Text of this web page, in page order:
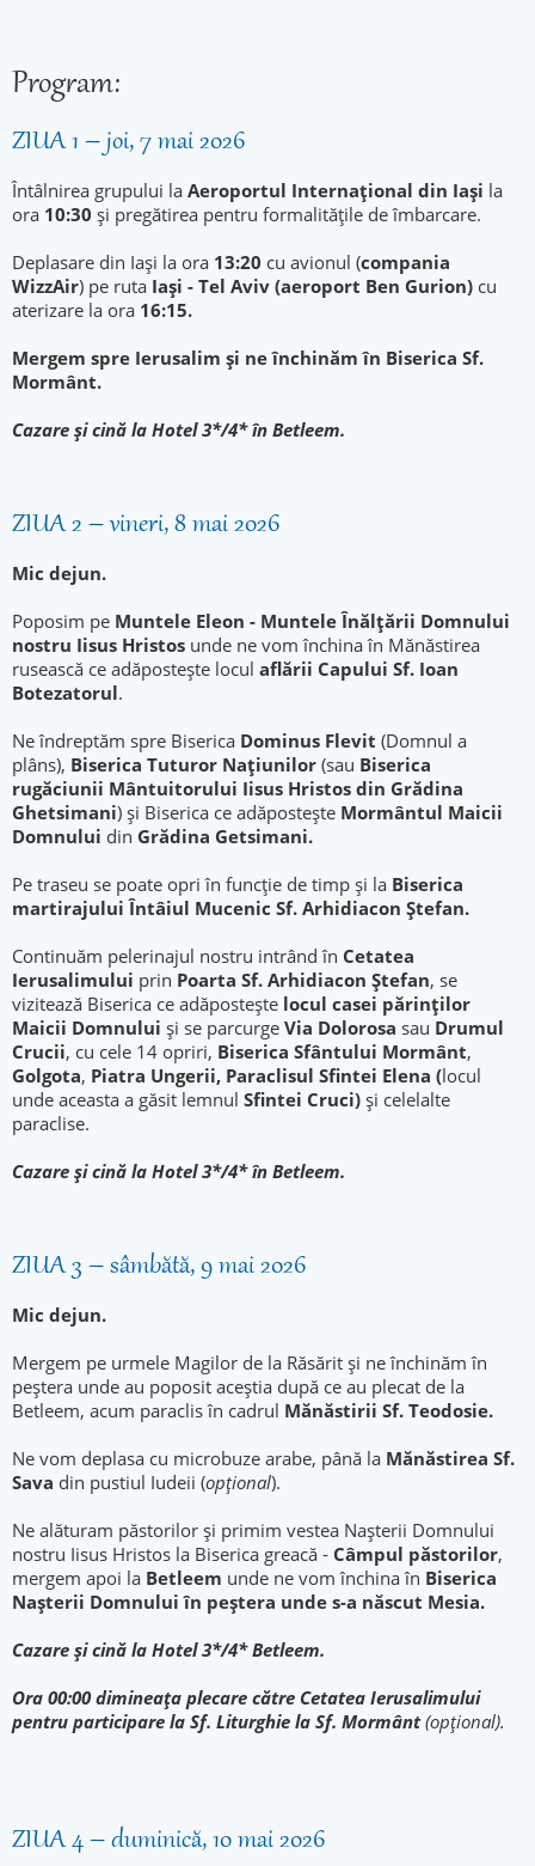
Program:
ZIUA 1 – joi, 7 mai 2026
Întâlnirea grupului la Aeroportul Internațional din Iași la
ora 10:30 și pregătirea pentru formalitățile de îmbarcare.
Deplasare din Iași la ora 13:20 cu avionul (compania
WizzAir) pe ruta Iași - Tel Aviv (aeroport Ben Gurion) cu
aterizare la ora 16:15.
Mergem spre Ierusalim și ne închinăm în Biserica Sf.
Mormânt.
Cazare şi cină la Hotel 3*/4* în Betleem.
ZIUA 2 – vineri, 8 mai 2026
Mic dejun.
Poposim pe Muntele Eleon - Muntele Înălţării Domnului
nostru Iisus Hristos unde ne vom închina în Mănăstirea
rusească ce adăpostește locul aflării Capului Sf. Ioan
Botezatorul.
Ne îndreptăm spre Biserica Dominus Flevit (Domnul a
plâns), Biserica Tuturor Naţiunilor (sau Biserica
rugăciunii Mântuitorului Iisus Hristos din Grădina
Ghetsimani) şi Biserica ce adăpostește Mormântul Maicii
Domnului din Grădina Getsimani.
Pe traseu se poate opri în funcție de timp și la Biserica
martirajului Întâiul Mucenic Sf. Arhidiacon Ștefan.
Continuăm pelerinajul nostru intrând în Cetatea
Ierusalimului prin Poarta Sf. Arhidiacon Ştefan, se
vizitează Biserica ce adăpostește locul casei părinților
Maicii Domnului și se parcurge Via Dolorosa sau Drumul
Crucii, cu cele 14 opriri, Biserica Sfântului Mormânt,
Golgota, Piatra Ungerii, Paraclisul Sfintei Elena (locul
unde aceasta a găsit lemnul Sfintei Cruci) şi celelalte
paraclise.
Cazare şi cină la Hotel 3*/4* în Betleem.
ZIUA 3 – sâmbătă, 9 mai 2026
Mic dejun.
Mergem pe urmele Magilor de la Răsărit și ne închinăm în
peștera unde au poposit aceștia după ce au plecat de la
Betleem, acum paraclis în cadrul Mănăstirii Sf. Teodosie.
Ne vom deplasa cu microbuze arabe, până la Mănăstirea Sf.
Sava din pustiul Iudeii (opţional).
Ne alăturam păstorilor și primim vestea Nașterii Domnului
nostru Iisus Hristos la Biserica greacă - Câmpul păstorilor,
mergem apoi la Betleem unde ne vom închina în Biserica
Naşterii Domnului în peștera unde s-a născut Mesia.
Cazare şi cină la Hotel 3*/4* Betleem.
Ora 00:00 dimineața plecare către Cetatea Ierusalimului
pentru participare la Sf. Liturghie la Sf. Mormânt(opțional).
ZIUA 4 – duminică, 10 mai 2026